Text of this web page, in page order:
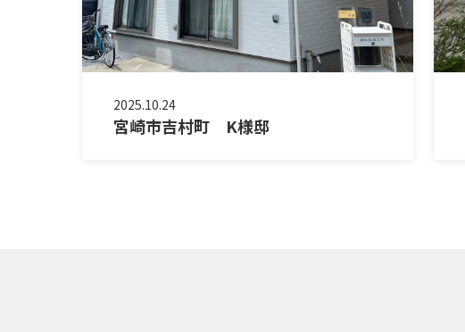
2025.10.24
宮崎市吉村町 K様邸